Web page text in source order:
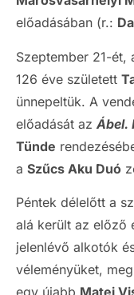
előadásában (r.:
Szeptember 21-ét,
126 éve született
ünnepeltük. A
előadását az Ábel.
Tünde
a Szűcs Aku Duó
Péntek délelőtt a
alá került az előző
jelenlévő alkotók
véleményüket,